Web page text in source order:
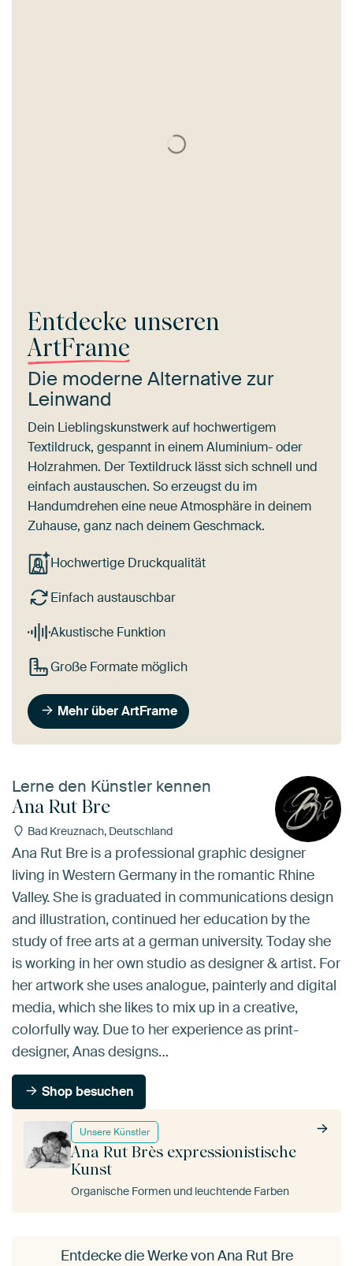
Entdecke unseren
ArtFrame
Die moderne Alternative zur
Leinwand
Dein Lieblingskunstwerk auf hochwertigem
Textildruck, gespannt in einem Aluminium- oder
Holzrahmen. Der Textildruck lässt sich schnell und
einfach austauschen. So erzeugst du im
Handumdrehen eine neue Atmosphäre in deinem
Zuhause, ganz nach deinem Geschmack.
Hochwertige Druckqualität
Einfach austauschbar
Akustische Funktion
Große Formate möglich
Mehr über ArtFrame
Lerne den Künstler kennen
Ana Rut Bre
Bad Kreuznach, Deutschland
Unsere Künstler
Ana Rut Brès expressionistische
Kunst
Organische Formen und leuchtende Farben
Ana Rut Bre is a professional graphic designer
living in Western Germany in the romantic Rhine
Valley. She is graduated in communications design
and illustration, continued her education by the
study of free arts at a german university. Today she
is working in her own studio as designer & artist. For
her artwork she uses analogue, painterly and digital
media, which she likes to mix up in a creative,
colorfully way. Due to her experience as print-
designer, Anas designs…
Shop besuchen
Entdecke die Werke von Ana Rut Bre